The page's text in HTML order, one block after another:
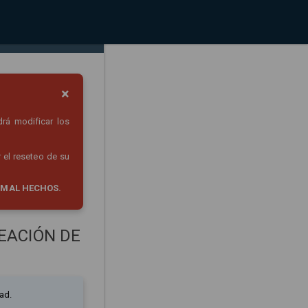
×
modificar los
el reseteo de su
HECHOS.
DE